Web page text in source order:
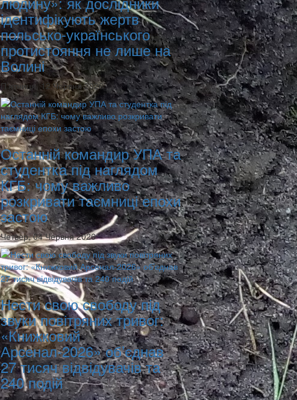
ідентифікують жертв
польсько-українського
протистояння не лише на
Волині
П’ятниця, 12 Червня 2026
Останній командир УПА та
студентка під наглядом
КГБ: чому важливо
розкривати таємниці епохи
застою
Четвер, 04 Червня 2026
Нести свою свободу під
звуки повітряних тривог:
«Книжковий
Арсенал-2026» об’єднав
27 тисяч відвідувачів та
240 подій